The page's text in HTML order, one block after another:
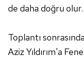
de daha doğru
Toplantı
Aziz Yıldırım'a